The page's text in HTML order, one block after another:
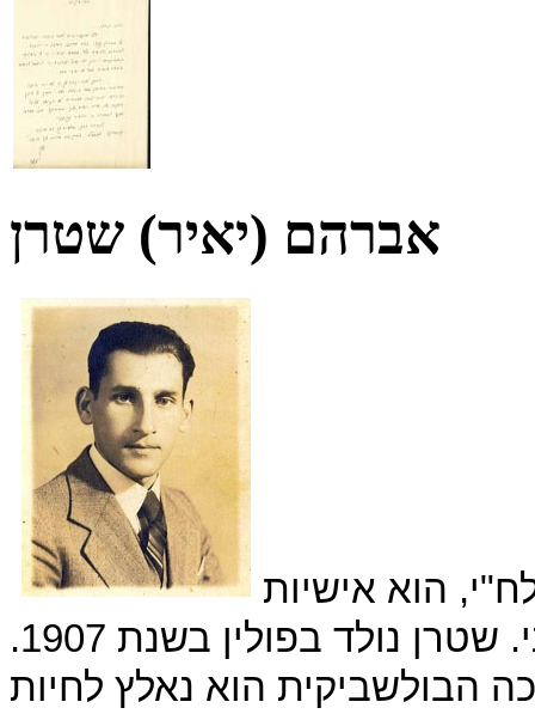
אברהם (יאיר) שטרן
הוא אישיות
מרתקת, שארכיונה שמור בארכיון הציוני. שטרן נולד בפולין בשנת 1907.
הבולשביקית הוא נאלץ לחיות